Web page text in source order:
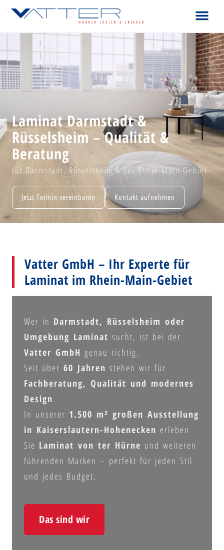
Laminat Darmstadt &
Rüsselsheim – Qualität &
Beratung
für Darmstadt, Rüsselsheim & das Rhein-Main-Gebiet
Jetzt Termin vereinbaren Kontakt aufnehmen
Vatter GmbH – Ihr Experte für
Laminat im Rhein-Main-Gebiet
Wer in Darmstadt, Rüsselsheim oder
Umgebung Laminat sucht, ist bei der
Vatter GmbH genau richtig.
Seit über 60 Jahren stehen wir für
Fachberatung, Qualität und modernes
Design.
In unserer 1.500 m² großen Ausstellung
in Kaiserslautern-Hohenecken erleben
Sie Laminat von ter Hürne und weiteren
führenden Marken – perfekt für jeden Stil
und jedes Budget.
Das sind wir